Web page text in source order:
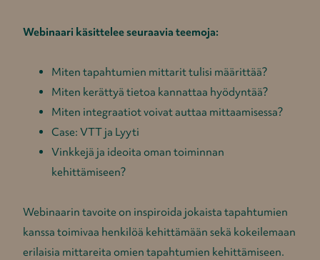
Webinaari käsittelee seuraavia teemoja:
Miten tapahtumien mittarit tulisi määrittää?
Miten kerättyä tietoa kannattaa hyödyntää?
Miten integraatiot voivat auttaa mittaamisessa?
Case: VTT ja Lyyti
Vinkkejä ja ideoita oman toiminnan
kehittämiseen?
Webinaarin tavoite on inspiroida jokaista tapahtumien
kanssa toimivaa henkilöä kehittämään sekä kokeilemaan
erilaisia mittareita omien tapahtumien kehittämiseen.